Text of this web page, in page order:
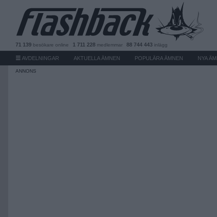
71 139 besökare online 1 711 228 medlemmar 88 744 443 inlägg
AVDELNINGAR AKTUELLA ÄMNEN POPULÄRA ÄMNEN NYA